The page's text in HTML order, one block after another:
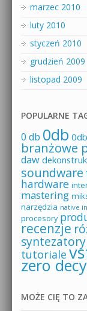
marzec 2010
luty 2010
styczeń 2010
grudzień 2009
listopad 2009
POPULARNE
0 db 0db
branżowe
daw
soundware
hardware
mastering
narzędzia native
procesory
recenzje
syntezatory
tutoriale
zero
MOŻE CIĘ TO